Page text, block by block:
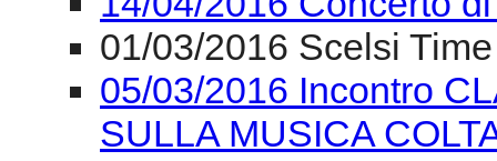
01/03/2016 Scelsi
05/03/2016 Incontro
SULLA MUSICA